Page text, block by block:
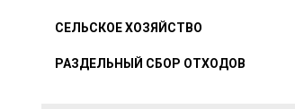
СЕЛЬСКОЕ ХОЗЯЙСТВО
РАЗДЕЛЬНЫЙ СБОР ОТХОДОВ